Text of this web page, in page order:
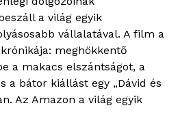
a világ egyik
vállalatával. A film a
meghökkentő
a makacs elszántságot, a
a bátor kiállást egy „Dávid és
Az Amazon a világ egyik